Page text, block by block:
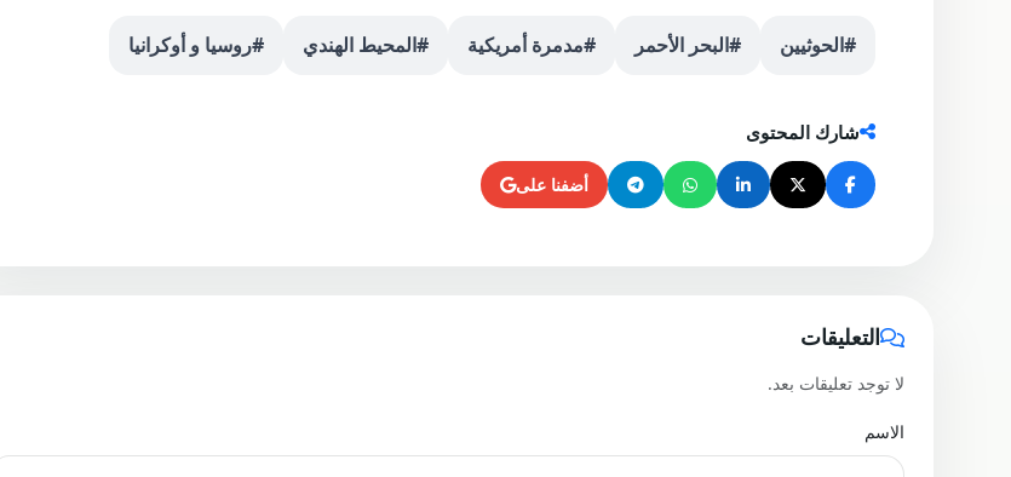
#الحوثيين #البحر الأحمر #مدمرة أمريكية #المحيط الهندي #روسيا و أوكرانيا
شارك المحتوى
أضفنا على
التعليقات
لا توجد تعليقات بعد.
الاسم